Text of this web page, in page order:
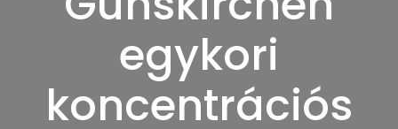
egykori
koncentrációs